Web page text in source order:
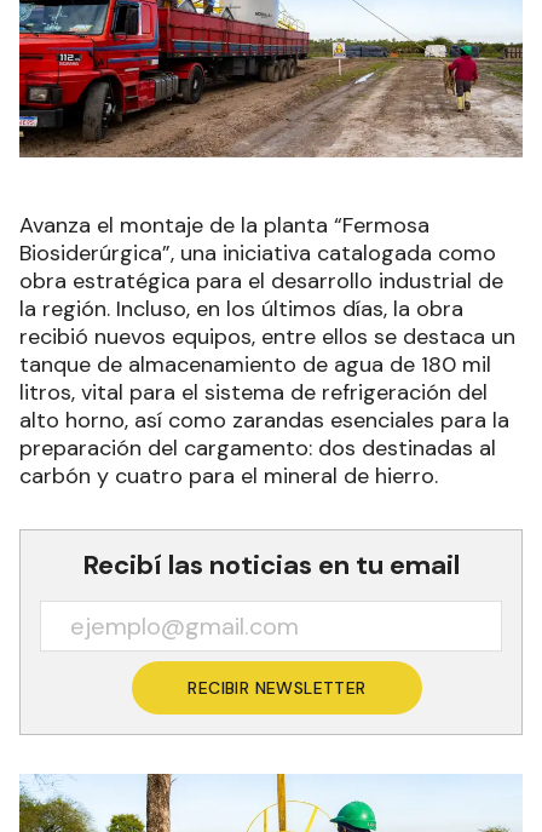
Avanza el montaje de la planta “Fermosa
Biosiderúrgica”, una iniciativa catalogada como
obra estratégica para el desarrollo industrial de
la región. Incluso, en los últimos días, la obra
recibió nuevos equipos, entre ellos se destaca un
tanque de almacenamiento de agua de 180 mil
litros, vital para el sistema de refrigeración del
alto horno, así como zarandas esenciales para la
preparación del cargamento: dos destinadas al
carbón y cuatro para el mineral de hierro.
Recibí las noticias en tu email
RECIBIR NEWSLETTER